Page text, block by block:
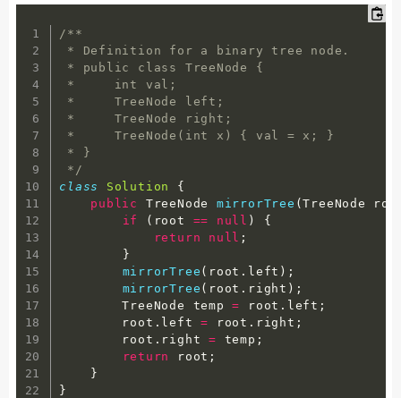
/**
* Definition for a binary tree node.
* public class TreeNode {
*     int val;
*     TreeNode left;
*     TreeNode right;
*     TreeNode(int x) { val = x; }
* }
*/
class
Solution
{
public
TreeNode mirrorTree (TreeNode
if
( root == null )
{
return
null ;
}
mirrorTree ( root . left ) ;
mirrorTree ( root . right ) ;
        TreeNode temp
= root . left ;
        root
. left = root . right ;
        root
. right = temp ;
return
root ;
}
}